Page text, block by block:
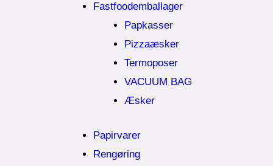
Fastfoodemballager
Papkasser
Pizzaæsker
Termoposer
VACUUM BAG
Æsker
Papirvarer
Rengøring